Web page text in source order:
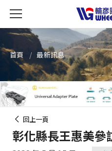
首頁 最新訊息
回上一頁
彰化縣長王惠美